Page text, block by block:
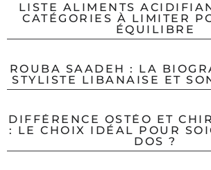
LISTE ALIMENTS
CATÉGORIES À LIMITER
ÉQUILIBRE
ROUBA SAADEH : LA
STYLISTE LIBANAISE ET
DIFFÉRENCE OSTÉO ET
: LE CHOIX IDÉAL POUR
DOS ?